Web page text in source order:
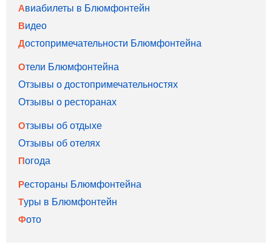
Авиабилеты в Блюмфонтейн
Видео
Достопримечательности Блюмфонтейна
Отели Блюмфонтейна
Отзывы о достопримечательностях
Отзывы о ресторанах
Отзывы об отдыхе
Отзывы об отелях
Погода
Рестораны Блюмфонтейна
Туры в Блюмфонтейн
Фото